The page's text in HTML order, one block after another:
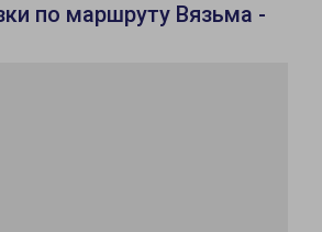
по маршруту Вязьма -